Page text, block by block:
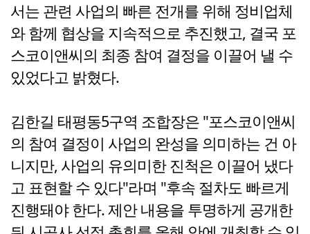
서는 관련 사업의 빠른 전개를 위해 정비업체
와 함께 협상을 지속적으로 추진했고, 결국 포
스코이앤씨의 최종 참여 결정을 이끌어 낼 수
있었다고 밝혔다.
김한길 태평동5구역 조합장은 "포스코이앤씨
의 참여 결정이 사업의 완성을 의미하는 건 아
니지만, 사업의 유의미한 진척은 이끌어 냈다
고 표현할 수 있다"라며 "후속 절차도 빠르게
진행돼야 한다. 제안 내용을 투명하게 공개한